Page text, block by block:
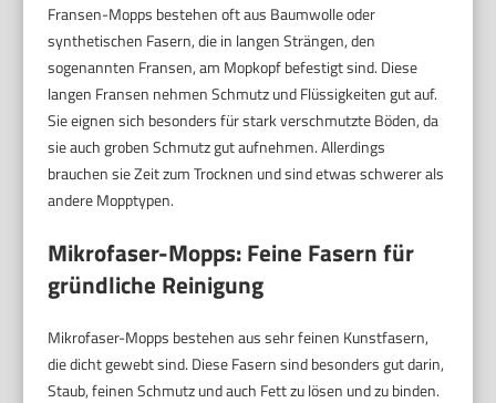
Fransen-Mopps bestehen oft aus Baumwolle oder
synthetischen Fasern, die in langen Strängen, den
sogenannten Fransen, am Mopkopf befestigt sind. Diese
langen Fransen nehmen Schmutz und Flüssigkeiten gut auf.
Sie eignen sich besonders für stark verschmutzte Böden, da
sie auch groben Schmutz gut aufnehmen. Allerdings
brauchen sie Zeit zum Trocknen und sind etwas schwerer als
andere Mopptypen.
Mikrofaser-Mopps: Feine Fasern für
gründliche Reinigung
Mikrofaser-Mopps bestehen aus sehr feinen Kunstfasern,
die dicht gewebt sind. Diese Fasern sind besonders gut darin,
Staub, feinen Schmutz und auch Fett zu lösen und zu binden.